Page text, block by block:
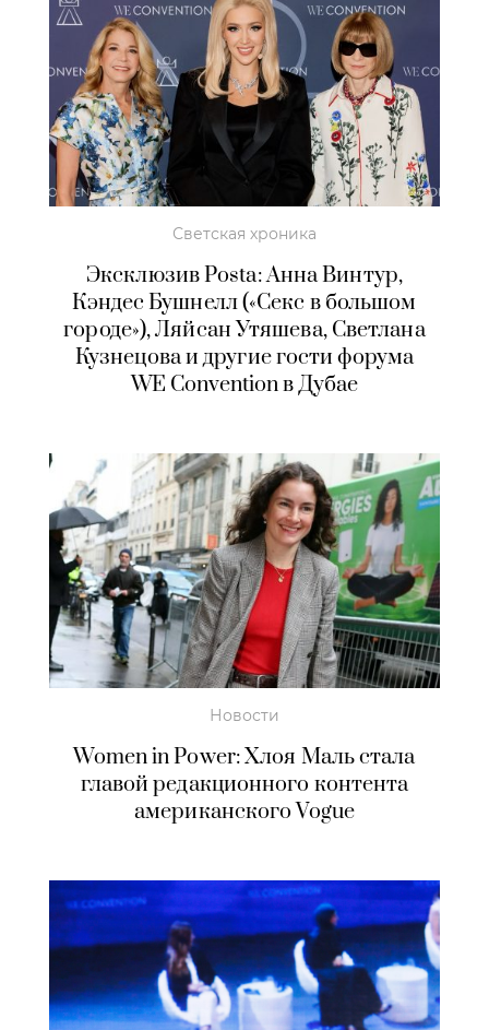
Светская хроника
Эксклюзив Posta: Анна Винтур,
Кэндес Бушнелл («Секс в большом
городе»), Ляйсан Утяшева, Светлана
Кузнецова и другие гости форума
WE Convention в Дубае
Новости
Women in Power: Хлоя Маль стала
главой редакционного контента
американского Vogue